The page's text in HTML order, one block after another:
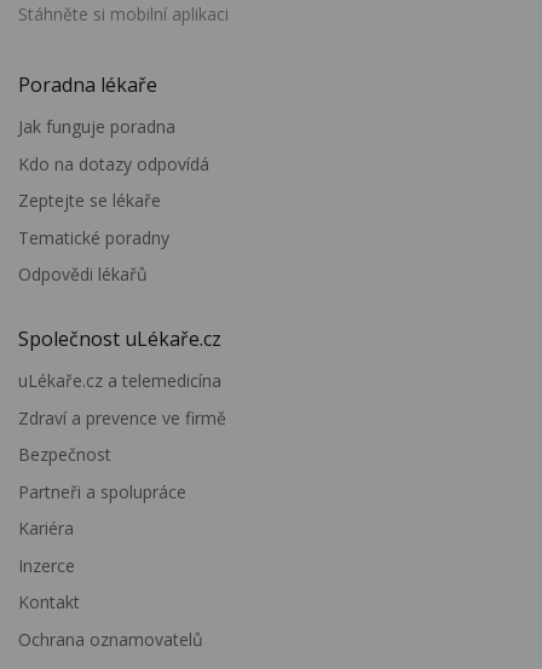
Stáhněte si mobilní aplikaci
Poradna lékaře
Jak funguje poradna
Kdo na dotazy odpovídá
Zeptejte se lékaře
Tematické poradny
Odpovědi lékařů
Společnost uLékaře.cz
uLékaře.cz a telemedicína
Zdraví a prevence ve firmě
Bezpečnost
Partneři a spolupráce
Kariéra
Inzerce
Kontakt
Ochrana oznamovatelů